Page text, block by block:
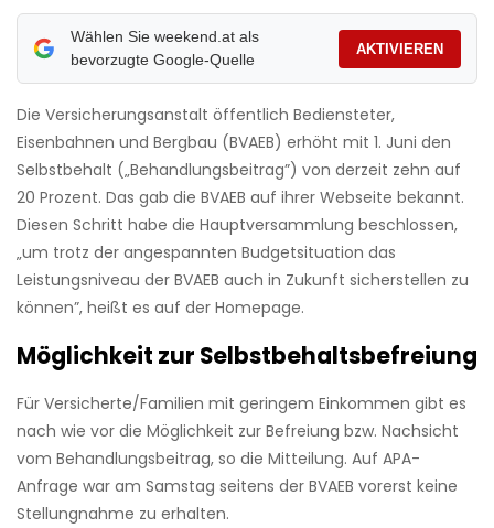
Wählen Sie weekend.at als
bevorzugte Google-Quelle
AKTIVIEREN
Die Versicherungsanstalt öffentlich Bediensteter,
Eisenbahnen und Bergbau (BVAEB) erhöht mit 1. Juni den
Selbstbehalt („Behandlungsbeitrag”) von derzeit zehn auf
20 Prozent. Das gab die BVAEB auf ihrer Webseite bekannt.
Diesen Schritt habe die Hauptversammlung beschlossen,
„um trotz der angespannten Budgetsituation das
Leistungsniveau der BVAEB auch in Zukunft sicherstellen zu
können”, heißt es auf der Homepage.
Möglichkeit zur Selbstbehaltsbefreiung
Für Versicherte/Familien mit geringem Einkommen gibt es
nach wie vor die Möglichkeit zur Befreiung bzw. Nachsicht
vom Behandlungsbeitrag, so die Mitteilung. Auf APA-
Anfrage war am Samstag seitens der BVAEB vorerst keine
Stellungnahme zu erhalten.